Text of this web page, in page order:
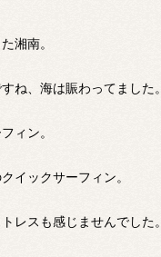
湘南。
ね、海は賑わってました。
ィン。
イックサーフィン。
レスも感じませんでした。